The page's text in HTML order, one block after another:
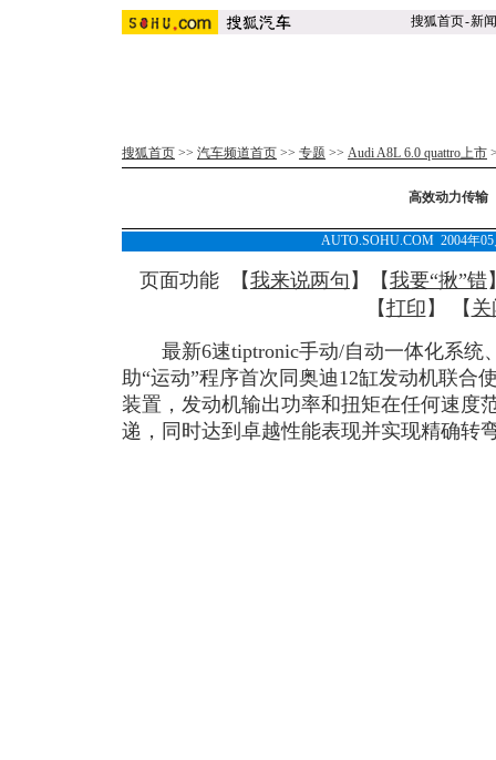
搜狐首页-新闻
搜狐首页 >> 汽车频道首页 >> 专题 >> Audi A8L 6.0 quattro上市
高效动力传输
AUTO.SOHU.COM 2004年
页面功能 【我来说两句 】【我要“揪”错
【打印 】 【 关
最新6速tiptronic手动/自动一体化系统
助“运动”程序首次同奥迪12缸发动机联合
装置，发动机输出功率和扭矩在任何速度
递，同时达到卓越性能表现并实现精确转